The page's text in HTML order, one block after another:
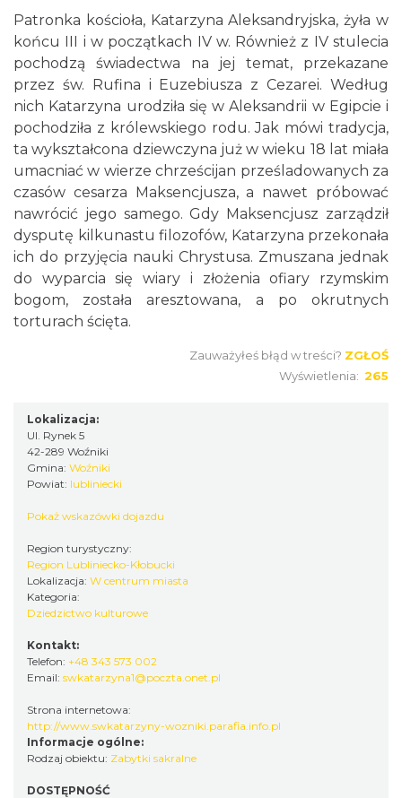
Patronka kościoła, Katarzyna Aleksandryjska, żyła w
końcu III i w początkach IV w. Również z IV stulecia
pochodzą świadectwa na jej temat, przekazane
przez św. Rufina i Euzebiusza z Cezarei. Według
nich Katarzyna urodziła się w Aleksandrii w Egipcie i
pochodziła z królewskiego rodu. Jak mówi tradycja,
ta wykształcona dziewczyna już w wieku 18 lat miała
umacniać w wierze chrześcijan prześladowanych za
czasów cesarza Maksencjusza, a nawet próbować
nawrócić jego samego. Gdy Maksencjusz zarządził
dysputę kilkunastu filozofów, Katarzyna przekonała
ich do przyjęcia nauki Chrystusa. Zmuszana jednak
do wyparcia się wiary i złożenia ofiary rzymskim
bogom, została aresztowana, a po okrutnych
torturach ścięta.
Zauważyłeś błąd w treści? ZGŁOŚ
Wyświetlenia: 265
Lokalizacja:
Ul. Rynek 5
42-289 Woźniki
Gmina: Woźniki
Powiat: lubliniecki
Pokaż wskazówki dojazdu
Region turystyczny:
Region Lubliniecko-Kłobucki
Lokalizacja: W centrum miasta
Kategoria:
Dziedzictwo kulturowe
Kontakt:
Telefon: +48 343 573 002
Email: swkatarzyna1@poczta.onet.pl
Strona internetowa:
http://www.swkatarzyny-wozniki.parafia.info.pl
Informacje ogólne:
Rodzaj obiektu: Zabytki sakralne
DOSTĘPNOŚĆ